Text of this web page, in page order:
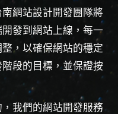
網站設計開發團隊將
發到網站上線，每一
，以確保網站的穩定
段的目標，並保證按
我們的網站開發服務